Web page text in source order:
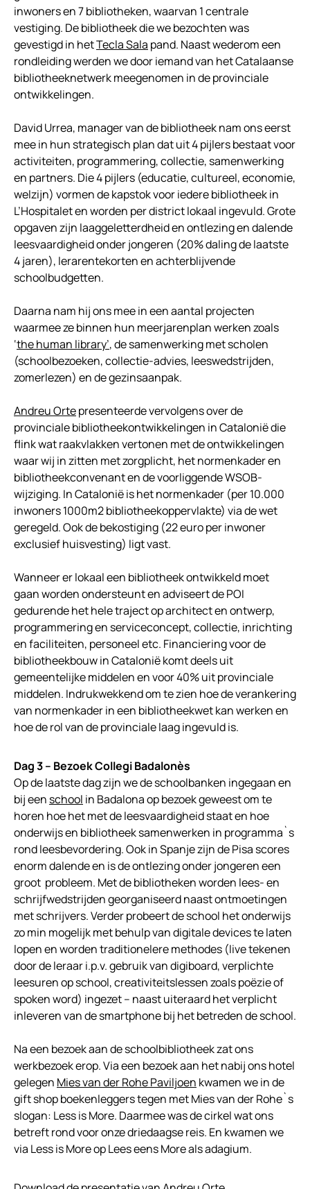
inwoners en 7 bibliotheken, waarvan 1 centrale
vestiging. De bibliotheek die we bezochten was
gevestigd in hetTecla Sala pand. Naast wederom een
rondleiding werden we door iemand van het Catalaanse
bibliotheeknetwerk meegenomen in de provinciale
ontwikkelingen.
David Urrea, manager van de bibliotheek nam ons eerst
mee in hun strategisch plan dat uit 4 pijlers bestaat voor
activiteiten, programmering, collectie, samenwerking
en partners. Die 4 pijlers (educatie, cultureel, economie,
welzijn) vormen de kapstok voor iedere bibliotheek in
L’Hospitalet en worden per district lokaal ingevuld. Grote
opgaven zijn laaggeletterdheid en ontlezing en dalende
leesvaardigheid onder jongeren (20% daling de laatste
4 jaren), lerarentekorten en achterblijvende
schoolbudgetten.
Daarna nam hij ons mee in een aantal projecten
waarmee ze binnen hun meerjarenplan werken zoals
‘the human library’, de samenwerking met scholen
(schoolbezoeken, collectie-advies, leeswedstrijden,
zomerlezen) en de gezinsaanpak.
Andreu Ortepresenteerde vervolgens over de
provinciale bibliotheekontwikkelingen in Catalonië die
flink wat raakvlakken vertonen met de ontwikkelingen
waar wij in zitten met zorgplicht, het normenkader en
bibliotheekconvenant en de voorliggende WSOB-
wijziging. In Catalonië is het normenkader (per 10.000
inwoners 1000m2 bibliotheekoppervlakte) via de wet
geregeld. Ook de bekostiging (22 euro per inwoner
exclusief huisvesting) ligt vast.
Wanneer er lokaal een bibliotheek ontwikkeld moet
gaan worden ondersteunt en adviseert de POI
gedurende het hele traject op architect en ontwerp,
programmering en serviceconcept, collectie, inrichting
en faciliteiten, personeel etc. Financiering voor de
bibliotheekbouw in Catalonië komt deels uit
gemeentelijke middelen en voor 40% uit provinciale
middelen. Indrukwekkend om te zien hoe de verankering
van normenkader in een bibliotheekwet kan werken en
hoe de rol van de provinciale laag ingevuld is.
Dag 3 – Bezoek Collegi Badalonès
Op de laatste dag zijn we de schoolbanken ingegaan en
bij een school in Badalona op bezoek geweest om te
horen hoe het met de leesvaardigheid staat en hoe
onderwijs en bibliotheek samenwerken in programma`s
rond leesbevordering. Ook in Spanje zijn de Pisa scores
enorm dalende en is de ontlezing onder jongeren een
groot probleem. Met de bibliotheken worden lees- en
schrijfwedstrijden georganiseerd naast ontmoetingen
met schrijvers. Verder probeert de school het onderwijs
zo min mogelijk met behulp van digitale devices te laten
lopen en worden traditionelere methodes (live tekenen
door de leraar i.p.v. gebruik van digiboard, verplichte
leesuren op school, creativiteitslessen zoals poëzie of
spoken word) ingezet – naast uiteraard het verplicht
inleveren van de smartphone bij het betreden de school.
Na een bezoek aan de schoolbibliotheek zat ons
werkbezoek erop. Via een bezoek aan het nabij ons hotel
gelegen Mies van der Rohe Paviljoen kwamen we in de
gift shop boekenleggers tegen met Mies van der Rohe`s
slogan: Less is More. Daarmee was de cirkel wat ons
betreft rond voor onze driedaagse reis. En kwamen we
via Less is More op Lees eens More als adagium.